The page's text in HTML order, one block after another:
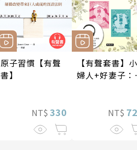
原子習慣【有聲
書】
NT$ 330
【有聲套書】小
婦人+好妻子：
NT$